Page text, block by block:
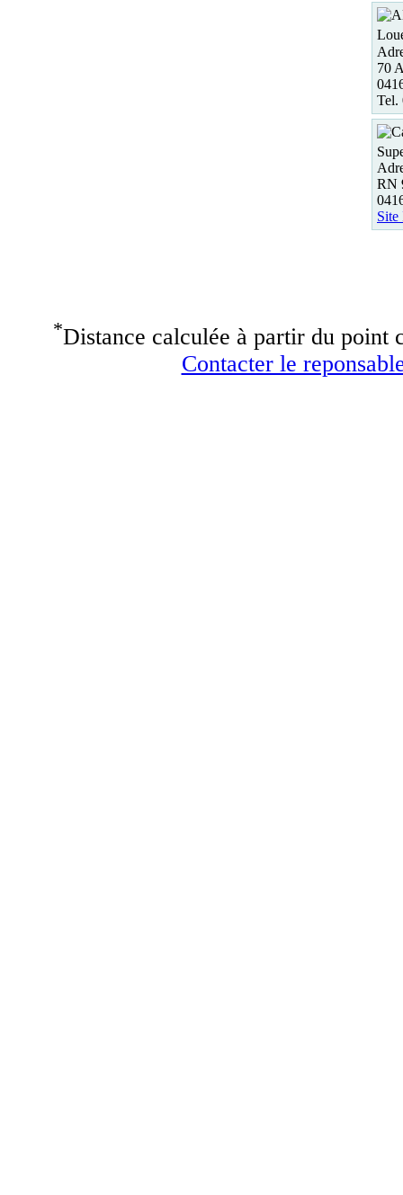
70
Tel.
RN
Site
*Distance calculée à partir du point
Contacter le